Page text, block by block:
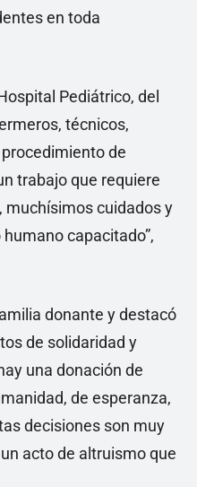
en toda
Pediátrico, del
técnicos,
de
trabajo que requiere
muchísimos cuidados y
capacitado”,
donante y destacó
de solidaridad y
una donación de
de esperanza,
decisiones son muy
acto de altruismo que